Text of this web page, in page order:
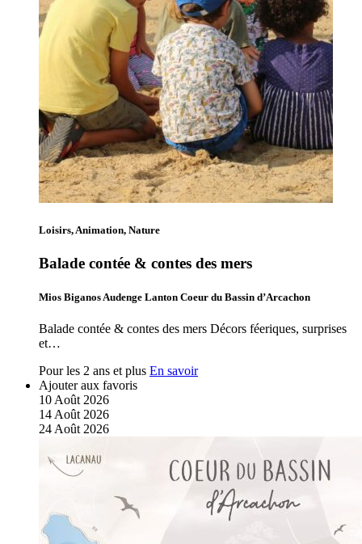
Loisirs, Animation, Nature
Balade contée & contes des mers
Mios Biganos Audenge Lanton Coeur du Bassin d’Arcachon
Balade contée & contes des mers Décors féeriques, surprises
et…
Pour les 2 ans et plus En savoir
Ajouter aux favoris
10 Août 2026
14 Août 2026
24 Août 2026